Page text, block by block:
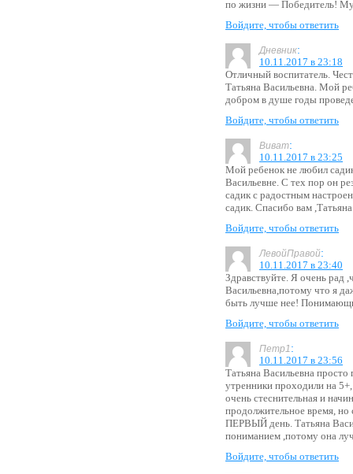
по жизни — Победитель!
Войдите, чтобы ответить
Дневник:
10.11.2017 в 23:18
Отличный воспитатель.
Татьяна Васильевна. Мой
добром в душе годы
Войдите, чтобы ответить
Виват:
10.11.2017 в 23:25
Мой ребенок не любил
Васильевне. С тех пор он
садик с радостным
садик. Спасибо вам
Войдите, чтобы ответить
ЛевойПравой:
10.11.2017 в 23:40
Здравствуйте. Я очень рад
Васильевна,потому что я
быть лучше нее!
Войдите, чтобы ответить
Петр1:
10.11.2017 в 23:56
Татьяна Васильевна просто
утренники проходили на
очень стеснительная и
продолжительное время, но
ПЕРВЫЙ день. Татьяна
пониманием ,потому она
Войдите, чтобы ответить